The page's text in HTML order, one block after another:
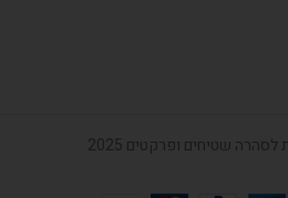
שטיחים ופרקטים 2025